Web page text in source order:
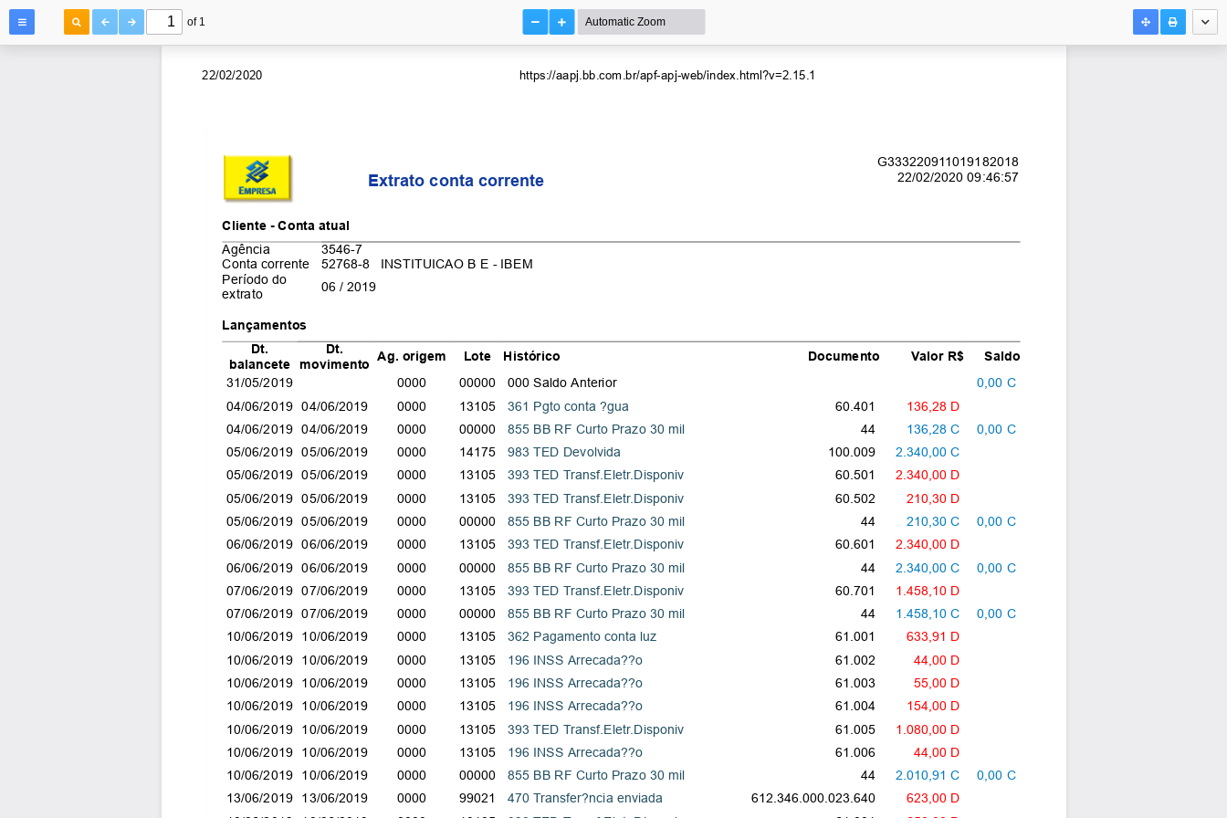
of 1
22/02/2020 https://aapj.bb.com.br/apf-apj-web/index.html?v=2.15.1
Extrato conta corrente
G333220911019182018
22/02/2020 09:46:57
Cliente - Conta atual
Agência
3546-7
Conta corrente
52768-8   INSTITUICAO B E - IBEM
Período do
extrato
06 / 2019
Lançamentos
Dt.
balancete
Dt.
movimento
Ag. origem Lote Histórico Documento Valor R$
Saldo
31/05/2019
0000 00000 000 Saldo Anterior
0,00 C
04/06/2019
04/06/2019 0000 13105 361 Pgto conta ?gua 60.401
136,28 D
04/06/2019
04/06/2019 0000 00000 855 BB RF Curto Prazo 30 mil 44 136,28 C
0,00 C
05/06/2019
05/06/2019 0000 14175 983 TED Devolvida 100.009
2.340,00 C
05/06/2019
05/06/2019 0000 13105 393 TED Transf.Eletr.Disponiv 60.501
2.340,00 D
05/06/2019
05/06/2019 0000 13105 393 TED Transf.Eletr.Disponiv 60.502
210,30 D
05/06/2019
05/06/2019 0000 00000 855 BB RF Curto Prazo 30 mil 44 210,30 C
0,00 C
06/06/2019
06/06/2019 0000 13105 393 TED Transf.Eletr.Disponiv 60.601
2.340,00 D
06/06/2019
06/06/2019 0000 00000 855 BB RF Curto Prazo 30 mil 44 2.340,00 C
0,00 C
07/06/2019
07/06/2019 0000 13105 393 TED Transf.Eletr.Disponiv 60.701
1.458,10 D
07/06/2019
07/06/2019 0000 00000 855 BB RF Curto Prazo 30 mil 44 1.458,10 C
0,00 C
10/06/2019
10/06/2019 0000 13105 362 Pagamento conta luz 61.001
633,91 D
10/06/2019
10/06/2019 0000 13105 196 INSS Arrecada??o 61.002
44,00 D
10/06/2019
10/06/2019 0000 13105 196 INSS Arrecada??o 61.003
55,00 D
10/06/2019
10/06/2019 0000 13105 196 INSS Arrecada??o 61.004
154,00 D
10/06/2019
10/06/2019 0000 13105 393 TED Transf.Eletr.Disponiv 61.005
1.080,00 D
10/06/2019
10/06/2019 0000 13105 196 INSS Arrecada??o 61.006
44,00 D
10/06/2019
10/06/2019 0000 00000 855 BB RF Curto Prazo 30 mil 44 2.010,91 C
0,00 C
13/06/2019
13/06/2019 0000 99021 470 Transfer?ncia enviada 612.346.000.023.640
623,00 D